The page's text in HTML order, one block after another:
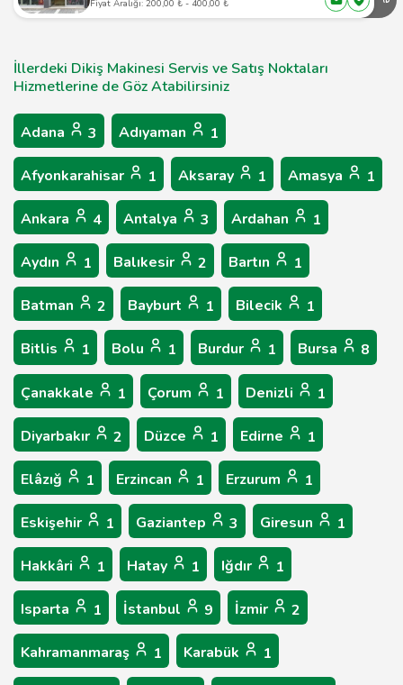
Fiyat Aralığı: 200,00 ₺ - 400,00 ₺
İllerdeki Dikiş Makinesi Servis ve Satış Noktaları
Hizmetlerine de Göz Atabilirsiniz
Adana 3 Adıyaman 1
Afyonkarahisar 1 Aksaray 1 Amasya 1
Ankara 4 Antalya 3 Ardahan 1
Aydın 1 Balıkesir 2 Bartın 1
Batman 2 Bayburt 1 Bilecik 1
Bitlis 1 Bolu 1 Burdur 1 Bursa 8
Çanakkale 1 Çorum 1 Denizli 1
Diyarbakır 2 Düzce 1 Edirne 1
Elâzığ 1 Erzincan 1 Erzurum 1
Eskişehir 1 Gaziantep 3 Giresun 1
Hakkâri 1 Hatay 1 Iğdır 1
Isparta 1 İstanbul 9 İzmir 2
Kahramanmaraş 1 Karabük 1